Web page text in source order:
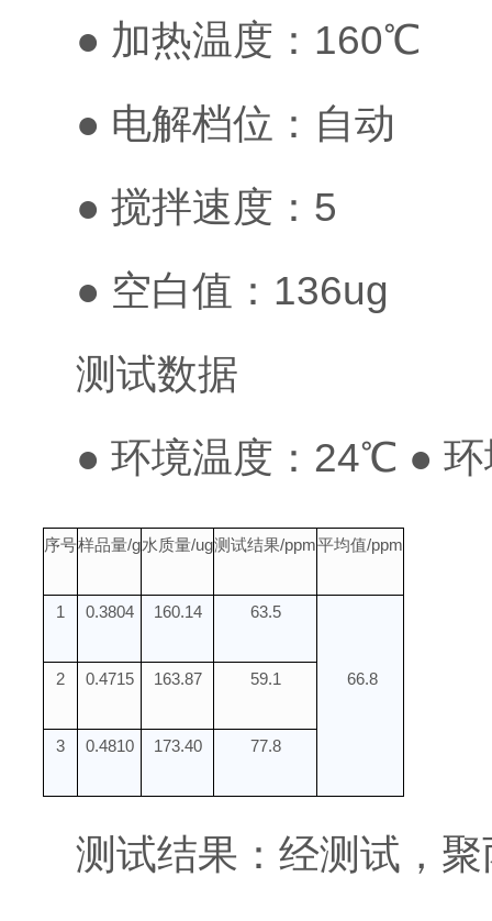
● 加热温度：160℃
● 电解档位：自动
● 搅拌速度：5
● 空白值：136ug
测试数据
● 环境温度：24℃ ●
序号样品量/g水质量/ug测试结果/ppm平均值/ppm
1 0.3804 160.14 63.5
66.8
2 0.4715 163.87 59.1
3 0.4810 173.40 77.8
测试结果：经测试，